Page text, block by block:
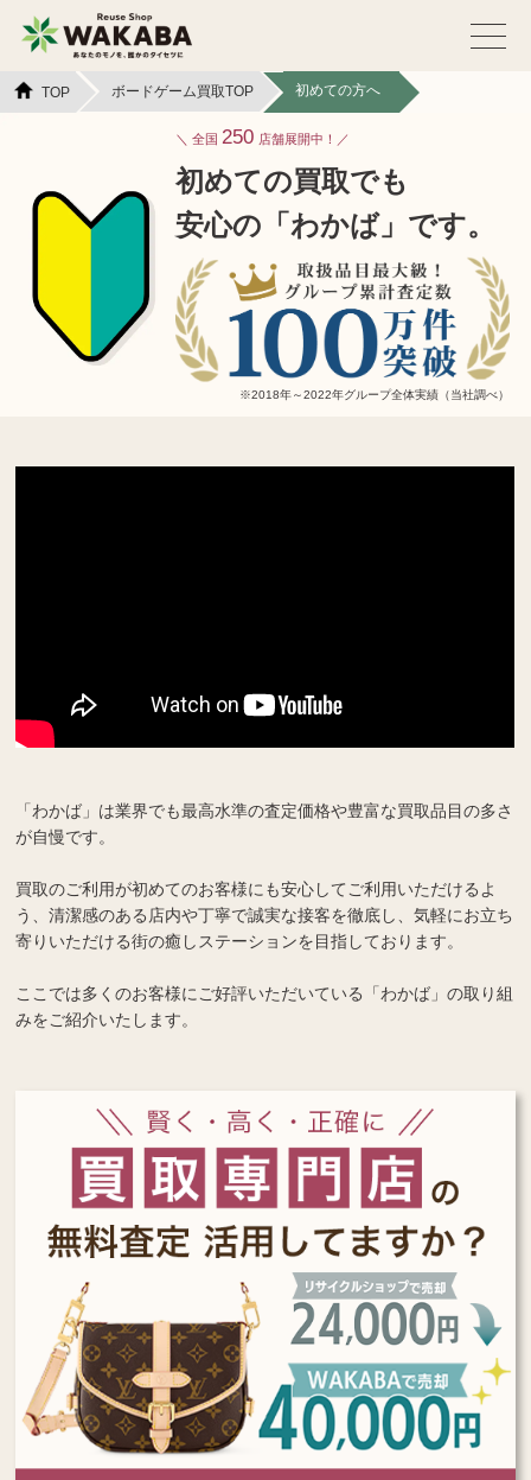
TOP ボードゲーム買取TOP 初めての方へ
全国 250 店舗展開中！
初めての買取でも
安心の「わかば」です。
※2018年～2022年グループ全体実績（当社調べ）
「わかば」は業界でも最高水準の査定価格や豊富な買取品目の多さ
が自慢です。
買取のご利用が初めてのお客様にも安心してご利用いただけるよ
う、清潔感のある店内や丁寧で誠実な接客を徹底し、気軽にお立ち
寄りいただける街の癒しステーションを目指しております。
ここでは多くのお客様にご好評いただいている「わかば」の取り組
みをご紹介いたします。